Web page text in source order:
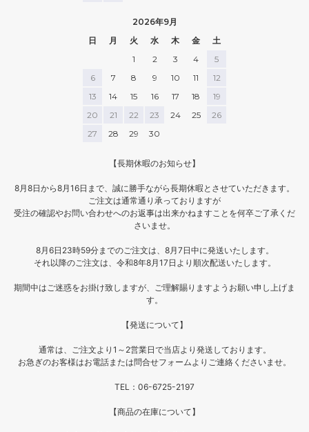
※このアカウントは保護者が管理
- - - - - - - - - - - - - - - - - - - -
👶🏻撮影時 : 0歳7ヶ
サイズ : ☑50-60cm
素材 : パターンメッシュ素材
・パターンメッシュ(ダイヤ柄)素
品番 : 26-27S20
素材 : パターンメッシュ素材
(綿100%)
※このアカウントは保護者が管理
しています🔑
- - - - - - - - - - - - - - - - - - - -
- - - - -
👶🏻撮影時 : 0歳7ヶ
月/63cm/6.4kg/頭囲43cm
品番 : 26-24S20M
カラー : ホワイト
素材 : パターンメッシュ素材
(ダイヤ柄)
(綿100%)
・パターンメッシュ(ダイヤ柄)素
材のボンネット
サイズ : ☑40-44cm
(ダイヤ柄)
- - - - - - - - - - - - - - - - - - - -
#日本製ベビー服PUPO
#セレモニードレス
2026年9月
日
月 火 水 木 金
土
1
2 3 4
5
6
7 8 9 10 11
12
13
14 15 16 17 18
19
20
21 22 23 24 25
26
27
28 29 30
【長期休暇のお知らせ】
8月8日から8月16日まで、誠に勝手ながら長期休暇とさせていただきます。
ご注文は通常通り承っておりますが
受注の確認やお問い合わせへのお返事は出来かねますことを何卒ご了承くだ
さいませ。
8月6日23時59分までのご注文は、8月7日中に発送いたします。
それ以降のご注文は、令和8年8月17日より順次配送いたします。
期間中はご迷惑をお掛け致しますが、ご理解賜りますようお願い申し上げま
す。
【発送について】
通常は、ご注文より1～2営業日で当店より発送しております。
お急ぎのお客様はお電話または問合せフォームよりご連絡くださいませ。
TEL：06-6725-2197
【商品の在庫について】